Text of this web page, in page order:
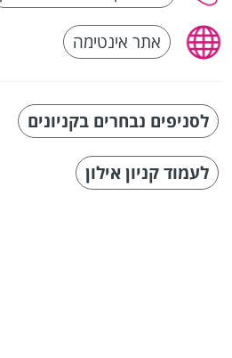
אתר אינטימה
לסניפים נבחרים בקניונים
לעמוד קניון אילון